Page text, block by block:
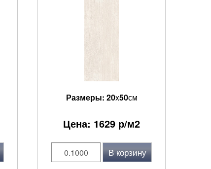
Размеры: 20x50см
Цена: 1629 р/м2
В корзину